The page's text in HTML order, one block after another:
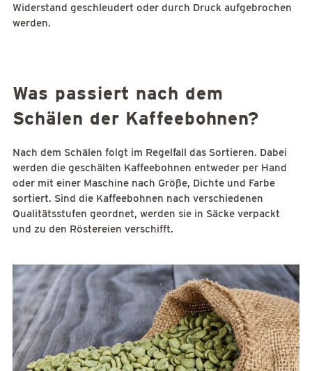
Widerstand geschleudert oder durch Druck aufgebrochen
werden.
Was passiert nach dem
Schälen der Kaffeebohnen?
Nach dem Schälen folgt im Regelfall das Sortieren. Dabei
werden die geschälten Kaffeebohnen entweder per Hand
oder mit einer Maschine nach Größe, Dichte und Farbe
sortiert. Sind die Kaffeebohnen nach verschiedenen
Qualitätsstufen geordnet, werden sie in Säcke verpackt
und zu den Röstereien verschifft.